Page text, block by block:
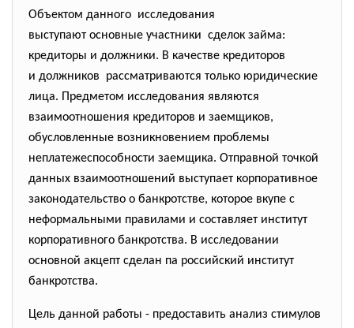
Объектом данного исследования
выступают основные участники сделок займа:
кредиторы и должники. В качестве кредиторов
и должников рассматриваются только юридические
лица. Предметом исследования являются
взаимоотношения кредиторов и заемщиков,
обусловленные возникновением проблемы
неплатежеспособности заемщика. Отправной точкой
данных взаимоотношений выступает корпоративное
законодательство о банкротстве, которое вкупе с
неформальными правилами и составляет институт
корпоративного банкротства. В исследовании
основной акцепт сделан па российский институт
банкротства.
Цель данной работы - предоставить анализ стимулов